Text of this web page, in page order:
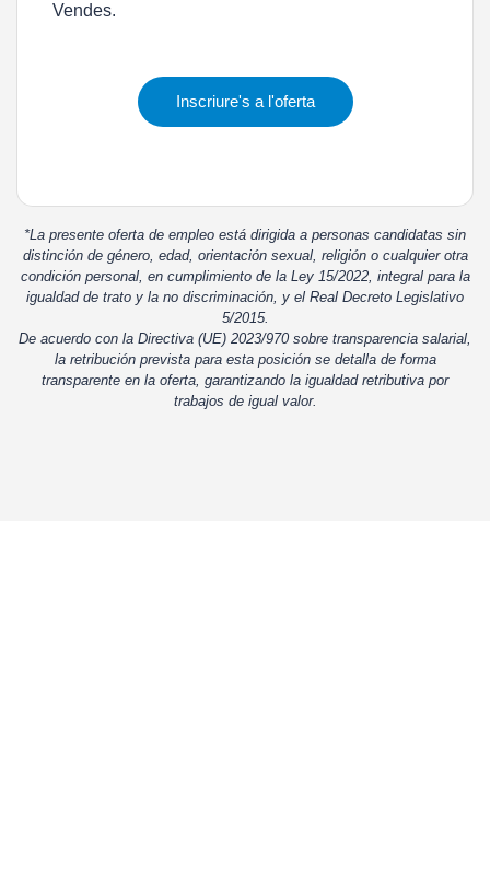
Vendes.
Inscriure's a l'oferta
*La presente oferta de empleo está dirigida a personas candidatas sin
distinción de género, edad, orientación sexual, religión o cualquier otra
condición personal, en cumplimiento de la Ley 15/2022, integral para la
igualdad de trato y la no discriminación, y el Real Decreto Legislativo
5/2015.
De acuerdo con la Directiva (UE) 2023/970 sobre transparencia salarial,
la retribución prevista para esta posición se detalla de forma
transparente en la oferta, garantizando la igualdad retributiva por
trabajos de igual valor.